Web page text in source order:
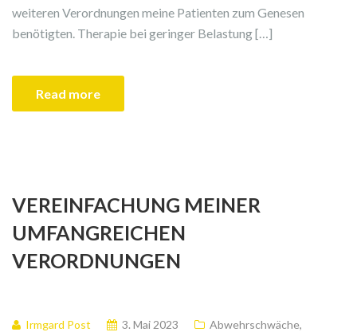
weiteren Verordnungen meine Patienten zum Genesen
benötigten. Therapie bei geringer Belastung […]
Read more
VEREINFACHUNG MEINER
UMFANGREICHEN
VERORDNUNGEN
Irmgard Post 3. Mai 2023 Abwehrschwäche,